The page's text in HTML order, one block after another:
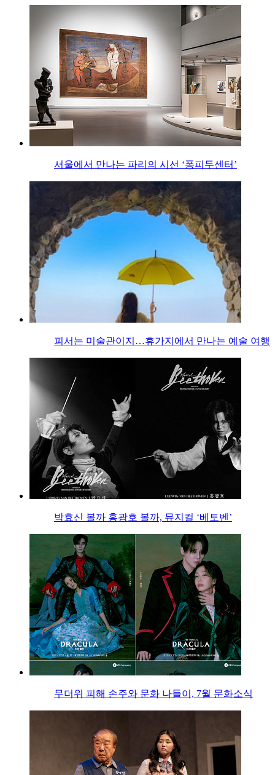
서울에서 만나는 파리의 시선 ‘퐁피두센터’
피서는 미술관이지…휴가지에서 만나는 예술 여행
박효신 볼까 홍광호 볼까, 뮤지컬 ‘베토벤’
무더위 피해 손주와 문화 나들이, 7월 문화소식